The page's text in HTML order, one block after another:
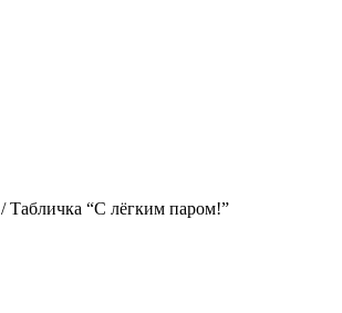
/ Табличка “С лёгким паром!”